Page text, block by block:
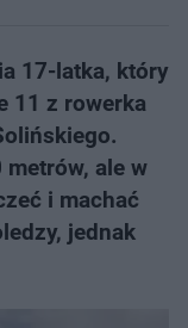
17-latka, który
11 z rowerka
metrów, ale w
i machać
jednak